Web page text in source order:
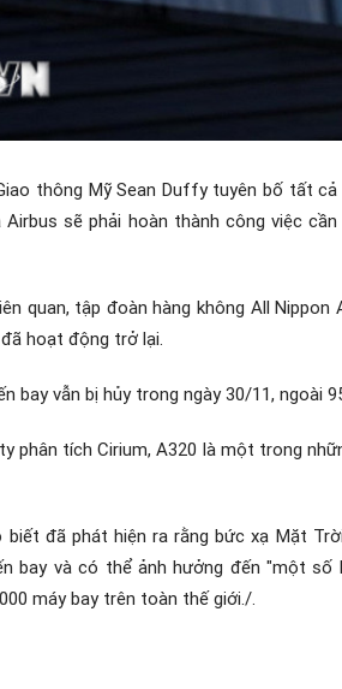
thông Mỹ Sean Duffy tuyên bố tất
Airbus sẽ phải hoàn thành công việc
quan, tập đoàn hàng không All
hoạt động trở lại.
bay vẫn bị hủy trong ngày 30/11, ngoài
phân tích Cirium, A320 là một trong
biết đã phát hiện ra rằng bức xạ Mặt
bay và có thể ảnh hưởng đến "một
máy bay trên toàn thế giới./.